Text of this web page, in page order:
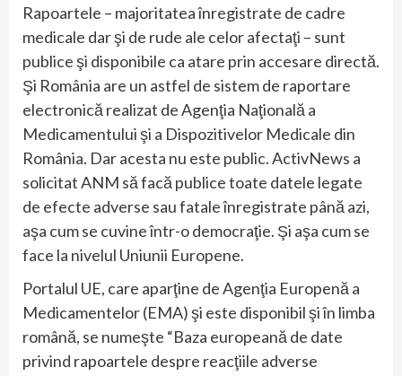
Rapoartele – majoritatea înregistrate de cadre
medicale dar şi de rude ale celor afectaţi – sunt
publice şi disponibile ca atare prin accesare directă.
Şi România are un astfel de sistem de raportare
electronică realizat de Agenţia Naţională a
Medicamentului şi a Dispozitivelor Medicale din
România. Dar acesta nu este public. ActivNews a
solicitat ANM să facă publice toate datele legate
de efecte adverse sau fatale înregistrate până azi,
aşa cum se cuvine într-o democraţie. Şi aşa cum se
face la nivelul Uniunii Europene.
Portalul UE, care aparţine de Agenţia Europenă a
Medicamentelor (EMA) şi este disponibil şi în limba
română, se numeşte “Baza europeană de date
privind rapoartele despre reacţiile adverse